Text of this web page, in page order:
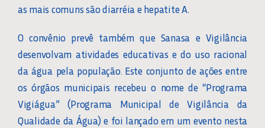
as mais comuns são diarréia e hepatite A.
O convênio prevê também que Sanasa e Vigilância
desenvolvam atividades educativas e do uso racional
da água pela população. Este conjunto de ações entre
os órgãos municipais recebeu o nome de “Programa
Vigiágua” (Programa Municipal de Vigilância da
Qualidade da Água) e foi lançado em um evento nesta